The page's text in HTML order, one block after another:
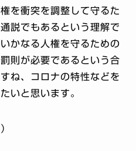
を衝突を調整して守るた
説でもあるという理解で
かなる人権を守るための
則が必要であるという合
ね、コロナの特性などを
いと思います。